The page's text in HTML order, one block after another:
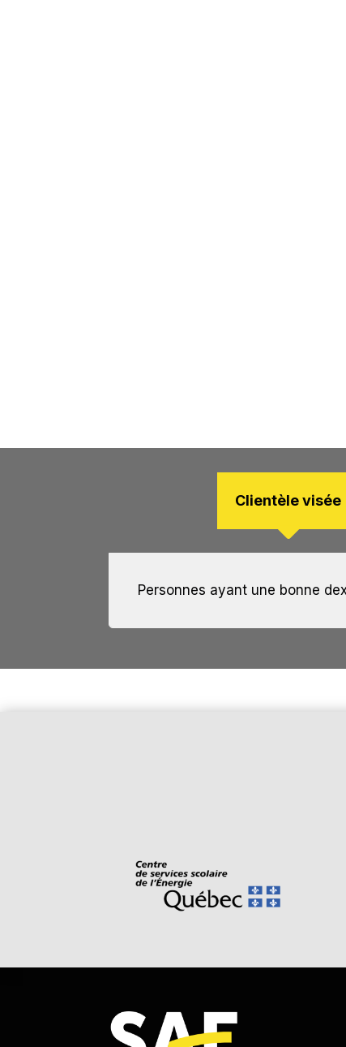
Clientèle visée
Personnes ayant une bonne
Est admissible à un
mathématique;
2. avoir interrompu ses
ou avoir 18 ans au moment de
ou avoir obtenu un diplôme